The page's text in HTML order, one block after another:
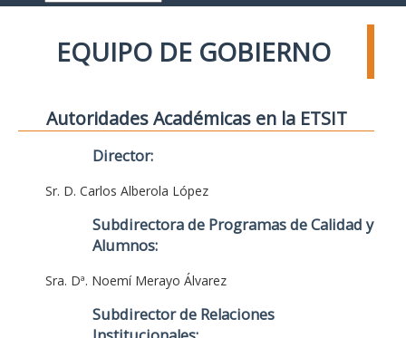
EQUIPO DE GOBIERNO
Autoridades Académicas en la ETSIT
Director:
Sr. D. Carlos Alberola López
Subdirectora de Programas de Calidad y
Alumnos:
Sra. Dª. Noemí Merayo Álvarez
Subdirector de Relaciones